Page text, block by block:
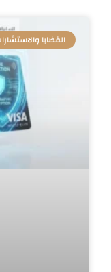
القضايا